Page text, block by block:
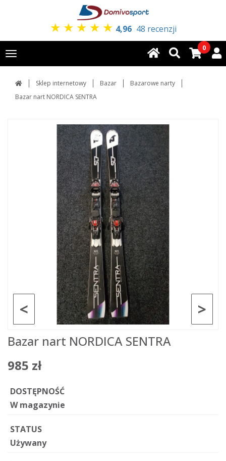
★ ★ ★ ★ ★ 4,96 48 recenzji
Toggle
navigation
0
Sklep internetowy Bazar
Bazarowe narty
Bazar nart NORDICA SENTRA
>
<
Bazar nart NORDICA SENTRA
985 zł
DOSTĘPNOŚĆ
W magazynie
STATUS
Używany